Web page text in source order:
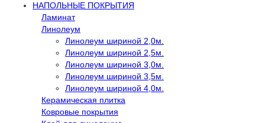
НАПОЛЬНЫЕ ПОКРЫТИЯ
Ламинат
Линолеум
Линолеум шириной 2,0м.
Линолеум шириной 2,5м.
Линолеум шириной 3,0м.
Линолеум шириной 3,5м.
Линолеум шириной 4,0м.
Керамическая плитка
Ковровые покрытия